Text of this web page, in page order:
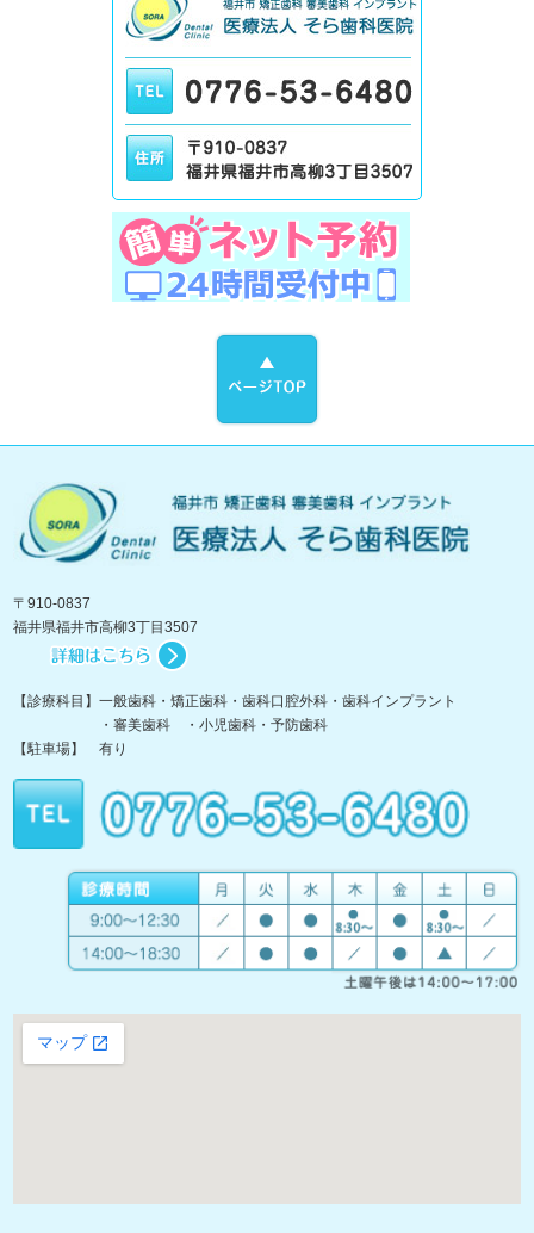
〒910-0837
福井県福井市高柳3丁目3507
【診療科目】一般歯科・矯正歯科・歯科口腔外科・歯科インプラント
・審美歯科 ・小児歯科・予防歯科
【駐車場】 有り